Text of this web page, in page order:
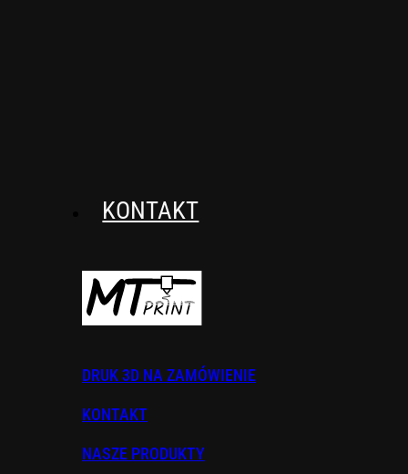
KONTAKT
DRUK 3D NA ZAMÓWIENIE
KONTAKT
NASZE PRODUKTY